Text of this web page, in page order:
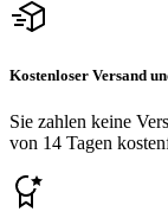
Kostenloser Versand
Sie zahlen keine
von 14 Tagen